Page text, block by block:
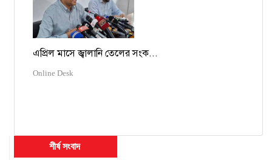
এপ্রিল মাসে জ্বালানি তেলের সংক...
Online Desk
শীর্ষ সংবাদ